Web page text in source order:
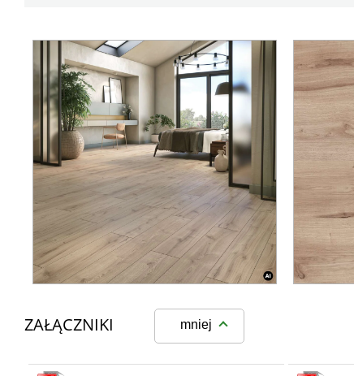
ZAŁĄCZNIKI mniej